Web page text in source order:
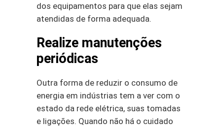
dos equipamentos para que elas sejam
atendidas de forma adequada.
Realize manutenções
periódicas
Outra forma de reduzir o consumo de
energia em indústrias tem a ver com o
estado da rede elétrica, suas tomadas
e ligações. Quando não há o cuidado